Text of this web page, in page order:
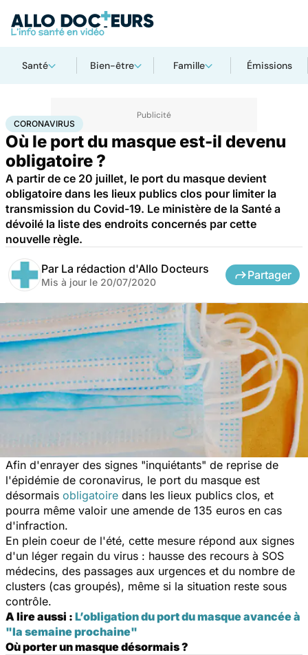
Santé Bien-être Famille Émissions
AccueilSantéMaladies Coronavirus
CORONAVIRUS
Où le port du masque est-il devenu
obligatoire ?
A partir de ce 20 juillet, le port du masque devient
obligatoire dans les lieux publics clos pour limiter la
transmission du Covid-19. Le ministère de la Santé a
dévoilé la liste des endroits concernés par cette
nouvelle règle.
Par La rédaction d'Allo Docteurs
Mis à jour le 20/07/2020
Partager
Afin d'enrayer des signes "inquiétants" de reprise de
l'épidémie de coronavirus, le port du masque est
désormais obligatoire dans les lieux publics clos, et
pourra même valoir une amende de 135 euros en cas
d'infraction.
En plein coeur de l'été, cette mesure répond aux signes
d'un léger regain du virus : hausse des recours à SOS
médecins, des passages aux urgences et du nombre de
clusters (cas groupés), même si la situation reste sous
contrôle.
A lire aussi : L’obligation du port du masque avancée à
"la semaine prochaine"
Où porter un masque désormais ?